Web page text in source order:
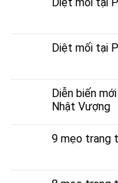
Diệt mối tại
Diễn biến
Nhật Vượng
9 mẹo trang